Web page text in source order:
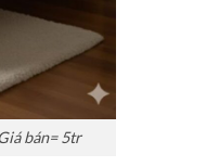
bán= 5tr